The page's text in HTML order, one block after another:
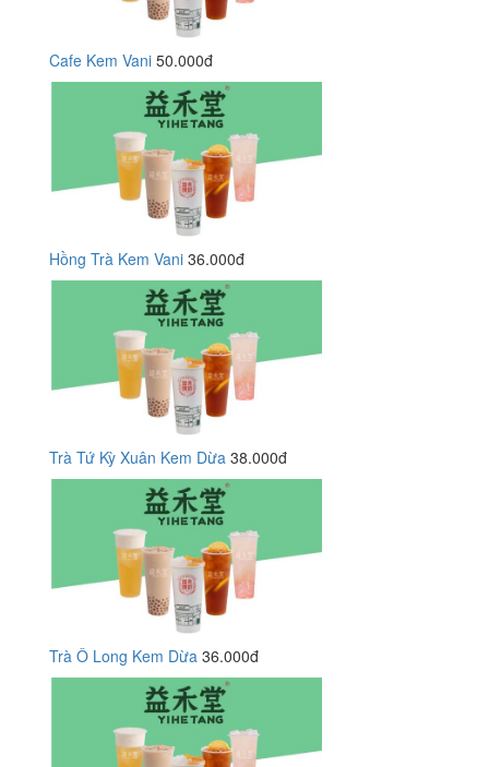
Cafe Kem Vani 50.000đ
Hồng Trà Kem Vani 36.000đ
Trà Tứ Kỳ Xuân Kem Dừa 38.000đ
Trà Ô Long Kem Dừa 36.000đ